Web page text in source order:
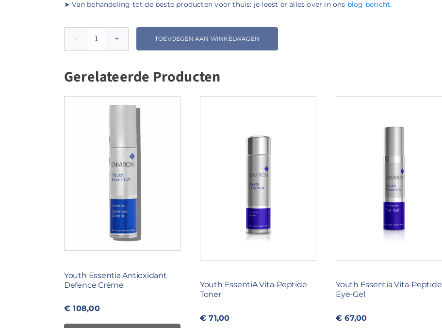
➤ Van behandeling tot de beste producten voor thuis: je leest er alles over in ons blog bericht.
Peptide
C-
Serum
TOEVOEGEN AAN WINKELWAGEN
Gerelateerde Producten
Youth Essentia Antioxidant
Defence Crème
€ 108,00
Youth EssentiA Vita-Peptide
Toner
€ 71,00
Youth Essentia Vita-Peptide
Eye-Gel
€ 67,00